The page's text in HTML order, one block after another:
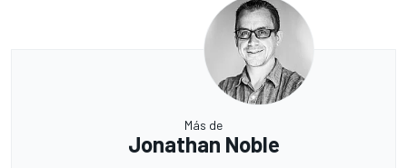
Más de
Jonathan Noble